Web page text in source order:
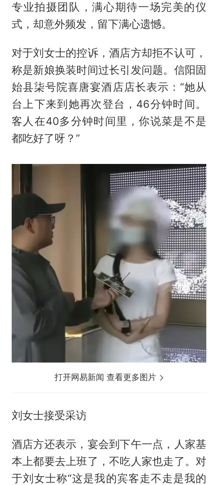
专业拍摄团队，满心期待一场完美的仪
式，却意外频发，留下满心遗憾。
对于刘女士的控诉，酒店方却拒不认可，
称是新娘换装时间过长引发问题。信阳固
始县柒号院喜唐宴酒店店长表示：“她从
台上下来到她再次登台，46分钟时间。
客人在40多分钟时间里，你说菜是不是
都吃好了呀？”
打开网易新闻 查看更多图片
刘女士接受采访
酒店方还表示，宴会到下午一点，人家基
本上都要去上班了，不吃人家也走了。对
于刘女士称“这是我的宾客走不走是我的